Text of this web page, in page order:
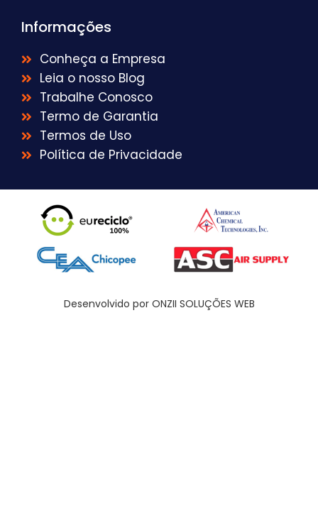
Informações
Conheça a Empresa
Leia o nosso Blog
Trabalhe Conosco
Termo de Garantia
Termos de Uso
Política de Privacidade
Desenvolvido por ONZII SOLUÇÕES WEB